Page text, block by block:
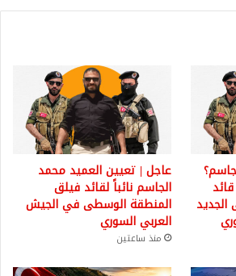
عاجل | تعيين العميد محمد
الجاسم نائباً لقائد فيلق
المنطقة الوسطى في الجيش
العربي السوري
منذ ساعتين